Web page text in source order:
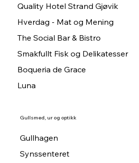
Quality Hotel Strand Gjøvik
Hverdag - Mat og Mening
The Social Bar & Bistro
Smakfullt Fisk og Delikatesser
Boqueria de Grace
Luna
Gullsmed, ur og optikk
Gullhagen
Synssenteret